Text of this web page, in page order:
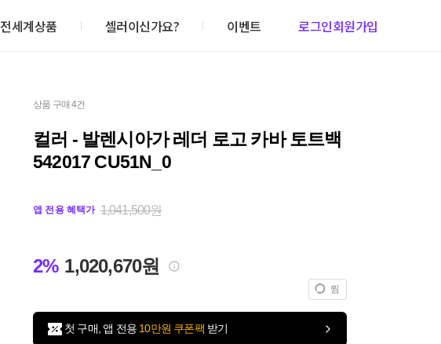
전세계상품 셀러이신가요? 이벤트 로그인회원가입
상품 구매 4건
컬러 - 발렌시아가 레더 로고 카바 토트백
542017 CU51N_0
앱 전용 혜택가 1,041,500원
2% 1,020,670원
찜
첫 구매, 앱 전용 10만원 쿠폰팩 받기